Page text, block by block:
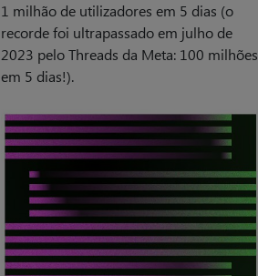
1 milhão de utilizadores em 5 dias (o
recorde foi ultrapassado em julho de
2023 pelo Threads da Meta: 100 milhões
em 5 dias!).